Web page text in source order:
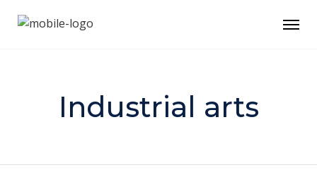
Industrial arts